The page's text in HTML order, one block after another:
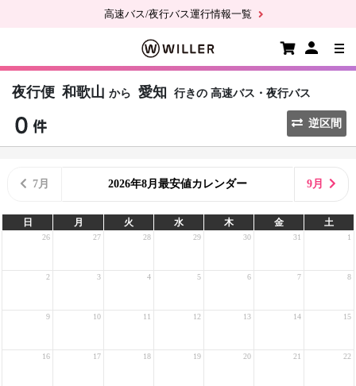
高速バス/夜行バス運行情報一覧
夜行便 和歌山 から 愛知 行きの 高速バス・夜行バス
逆区間
7月 2026年8月最安値カレンダー 9月
日 月 火 水 木 金 土
26 27 28 29 30 31 1
2 3 4 5 6 7 8
9 10 11 12 13 14 15
16 17 18 19 20 21 22